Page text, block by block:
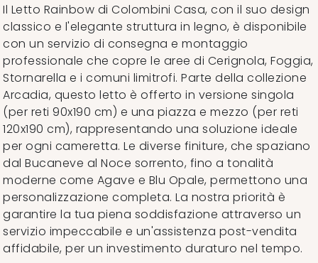
Il Letto Rainbow di Colombini Casa, con il suo design
classico e l'elegante struttura in legno, è disponibile
con un servizio di consegna e montaggio
professionale che copre le aree di Cerignola, Foggia,
Stornarella e i comuni limitrofi. Parte della collezione
Arcadia, questo letto è offerto in versione singola
(per reti 90x190 cm) e una piazza e mezzo (per reti
120x190 cm), rappresentando una soluzione ideale
per ogni cameretta. Le diverse finiture, che spaziano
dal Bucaneve al Noce sorrento, fino a tonalità
moderne come Agave e Blu Opale, permettono una
personalizzazione completa. La nostra priorità è
garantire la tua piena soddisfazione attraverso un
servizio impeccabile e un'assistenza post-vendita
affidabile, per un investimento duraturo nel tempo.